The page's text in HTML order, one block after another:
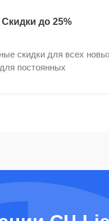
Скидки до 25%
скидки для всех
постоянных